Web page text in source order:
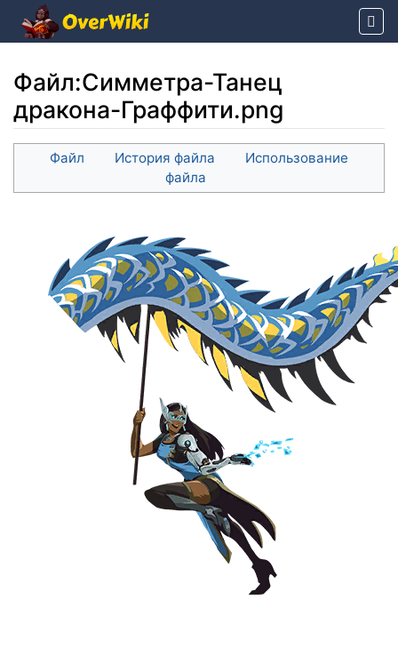
Файл:Симметра-Танец
дракона-Граффити.png
Перейти к: навигация, поиск
Файл История файла
Использование
файла